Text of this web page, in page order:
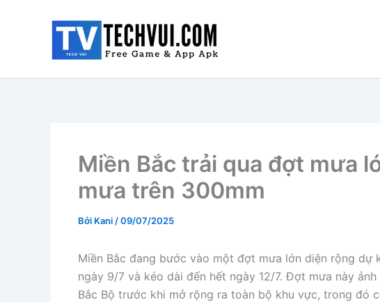
Miền Bắc trải qua đợt mưa
mưa trên 300mm
Bởi Kani /09/07/2025
Miền Bắc đang bước vào một đợt mưa lớn diện rộng dự
ngày 9/7 và kéo dài đến hết ngày 12/7. Đợt mưa này
Bắc Bộ trước khi mở rộng ra toàn bộ khu vực, trong đó